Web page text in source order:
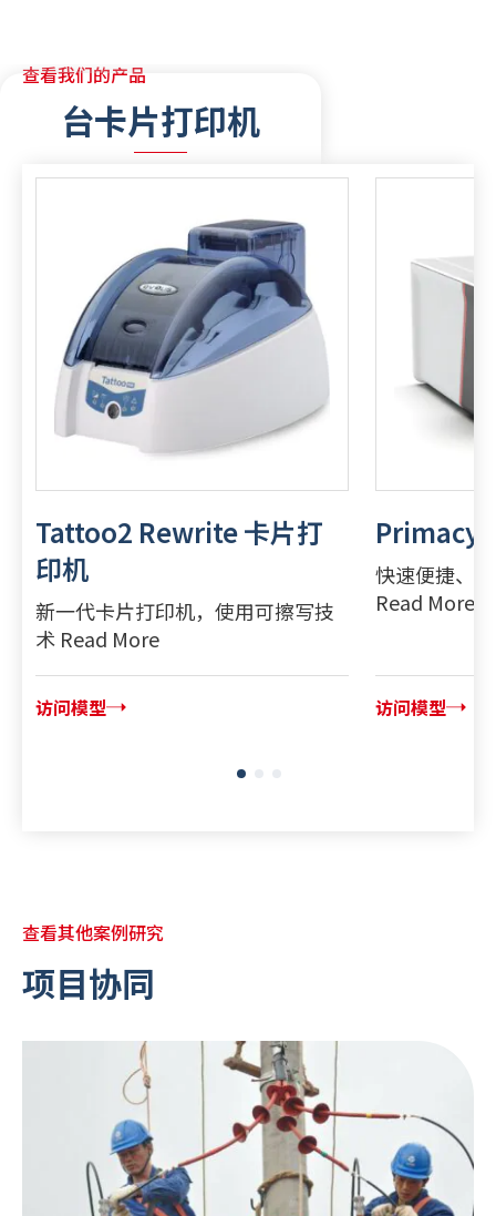
查看我们的产品
台卡片打印机
Tattoo2 Rewrite 卡片打
印机
新一代卡片打印机，使用可擦写技
术 Read More
访问模型
Primacy
快速便捷、
Read More
访问模型
查看其他案例研究
项目协同